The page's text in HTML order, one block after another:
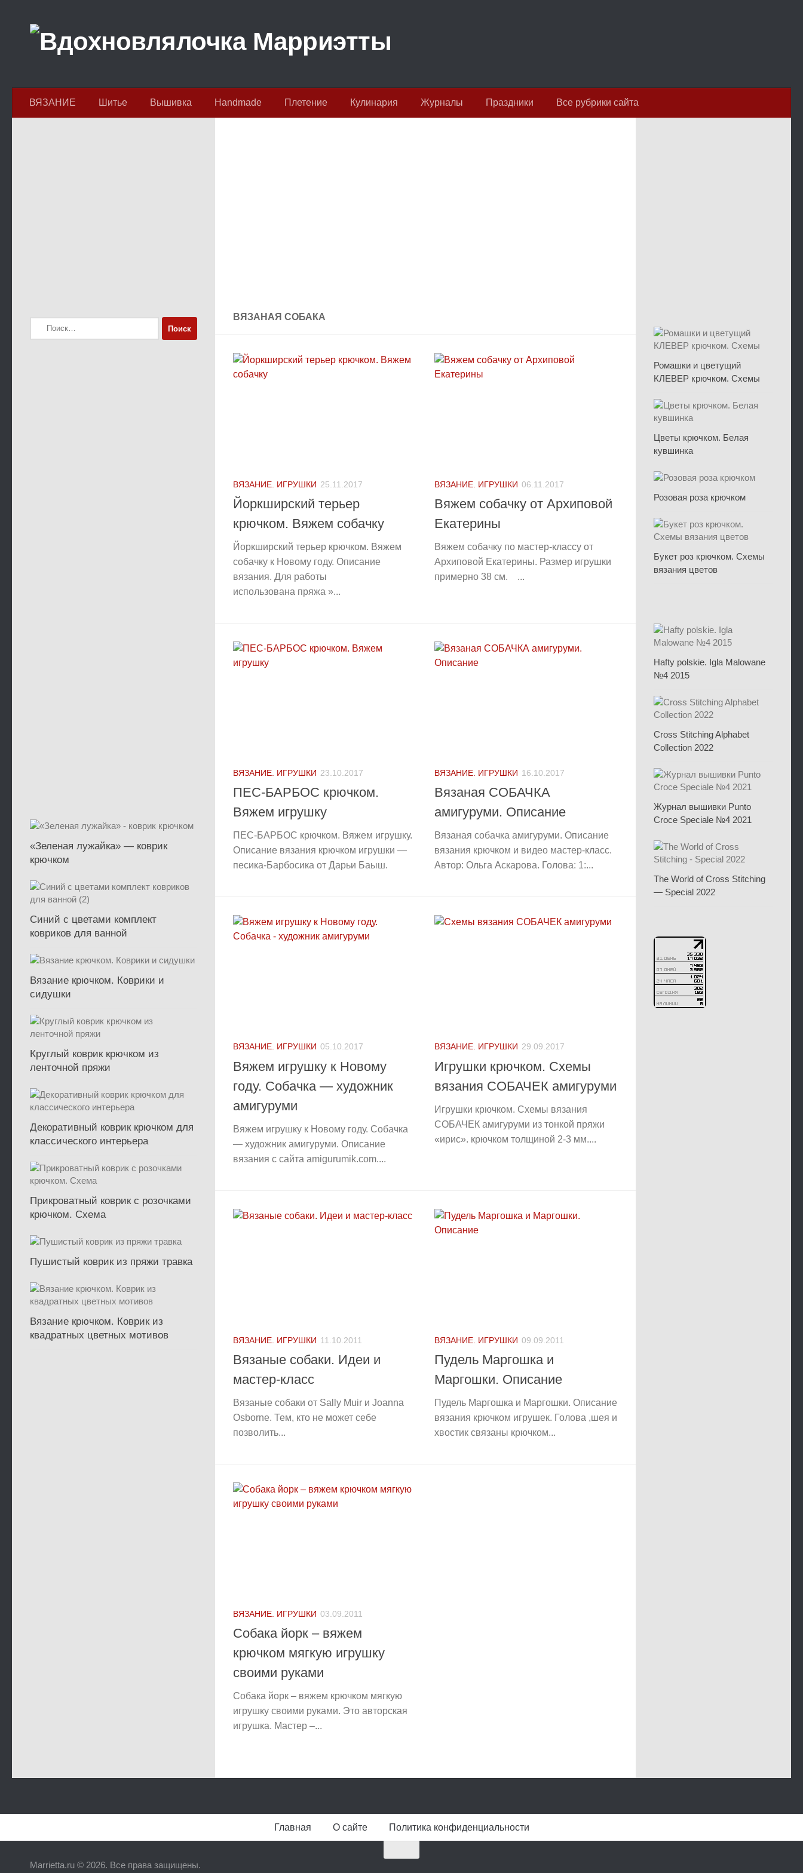
ВЯЗАНИЕ Шитье Вышивка Handmade Плетение Кулинария Журналы Праздники Все рубрики сайта
ВЯЗАНАЯ СОБАКА
ВЯЗАНИЕ. ИГРУШКИ 25.11.2017
Йоркширский терьер
крючком. Вяжем собачку
Йоркширский терьер крючком. Вяжем
собачку к Новому году. Описание
вязания. Для работы
использована пряжа »...
ВЯЗАНИЕ. ИГРУШКИ 06.11.2017
Вяжем собачку от Архиповой
Екатерины
Вяжем собачку по мастер-классу от
Архиповой Екатерины. Размер игрушки
примерно 38 см. ...
ВЯЗАНИЕ. ИГРУШКИ 23.10.2017
ПЕС-БАРБОС крючком.
Вяжем игрушку
ПЕС-БАРБОС крючком. Вяжем игрушку.
Описание вязания крючком игрушки —
песика-Барбосика от Дарьи Баыш.
ВЯЗАНИЕ. ИГРУШКИ 16.10.2017
Вязаная СОБАЧКА
амигуруми. Описание
Вязаная собачка амигуруми. Описание
вязания крючком и видео мастер-класс.
Автор: Ольга Аскарова. Голова: 1:...
ВЯЗАНИЕ. ИГРУШКИ 05.10.2017
Вяжем игрушку к Новому
году. Собачка — художник
амигуруми
Вяжем игрушку к Новому году. Собачка
— художник амигуруми. Описание
вязания с сайта amigurumik.com....
ВЯЗАНИЕ. ИГРУШКИ 29.09.2017
Игрушки крючком. Схемы
вязания СОБАЧЕК амигуруми
Игрушки крючком. Схемы вязания
СОБАЧЕК амигуруми из тонкой пряжи
«ирис». крючком толщиной 2-3 мм....
ВЯЗАНИЕ. ИГРУШКИ 11.10.2011
Вязаные собаки. Идеи и
мастер-класс
Вязаные собаки от Sally Muir и Joanna
Osborne. Тем, кто не может себе
позволить...
ВЯЗАНИЕ. ИГРУШКИ 09.09.2011
Пудель Маргошка и
Маргошки. Описание
Пудель Маргошка и Маргошки. Описание
вязания крючком игрушек. Голова ,шея и
хвостик связаны крючком...
ВЯЗАНИЕ. ИГРУШКИ 03.09.2011
Собака йорк – вяжем
крючком мягкую игрушку
своими руками
Собака йорк – вяжем крючком мягкую
игрушку своими руками. Это авторская
игрушка. Мастер –...
Найти:
«Зеленая лужайка» — коврик
крючком
Синий с цветами комплект
ковриков для ванной
Вязание крючком. Коврики и
сидушки
Круглый коврик крючком из
ленточной пряжи
Декоративный коврик крючком для
классического интерьера
Прикроватный коврик с розочками
крючком. Схема
Пушистый коврик из пряжи травка
Вязание крючком. Коврик из
квадратных цветных мотивов
Ромашки и цветущий
КЛЕВЕР крючком. Схемы
Цветы крючком. Белая
кувшинка
Розовая роза крючком
Букет роз крючком. Схемы
вязания цветов
Hafty polskie. Igla Malowane
№4 2015
Cross Stitching Alphabet
Collection 2022
Журнал вышивки Punto
Croce Speciale №4 2021
The World of Cross Stitching
— Special 2022
Главная О сайте Политика конфиденциальности
Marrietta.ru © 2026. Все права защищены.